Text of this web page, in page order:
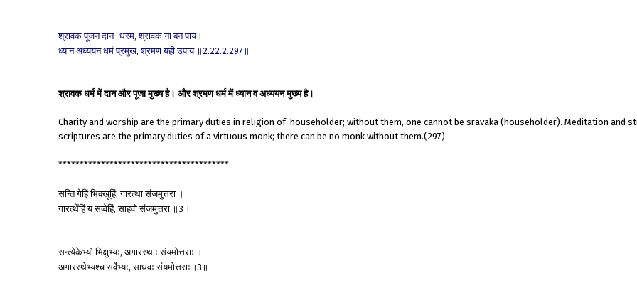
श्रावकपूजनदान–धरम,श्रावकनाबनपाय।
ध्यानअध्ययनधर्मप्रमुख,श्रमणयहीउपाय ॥2.22.2.297 ॥
श्रावक धर्म में दान और पूजा मुख्य है। और श्रमण धर्म में ध्यान व अध्ययन मुख्य है।
Charity and worship are the primary duties in religion of householder; without them, one cannot be sravaka (householder). Meditation and
scriptures are the primary duties of a virtuous monk; there can be no monk without them.(297)
****************************************
सन्तिगेहिंभिक्खूहिं,गारत्थासंजमुत्तरा ।
गारत्थेंहिंयसव्वेहिं,साहवोसंजमुत्तरा ॥3 ॥
सन्त्येकेभ्योभिक्षुभ्यः, अगारस्थाः संयमोत्तराः ।
अगारस्थेभ्यश्चसर्वेभ्यः,साधवः संयमोत्तराः॥3 ॥